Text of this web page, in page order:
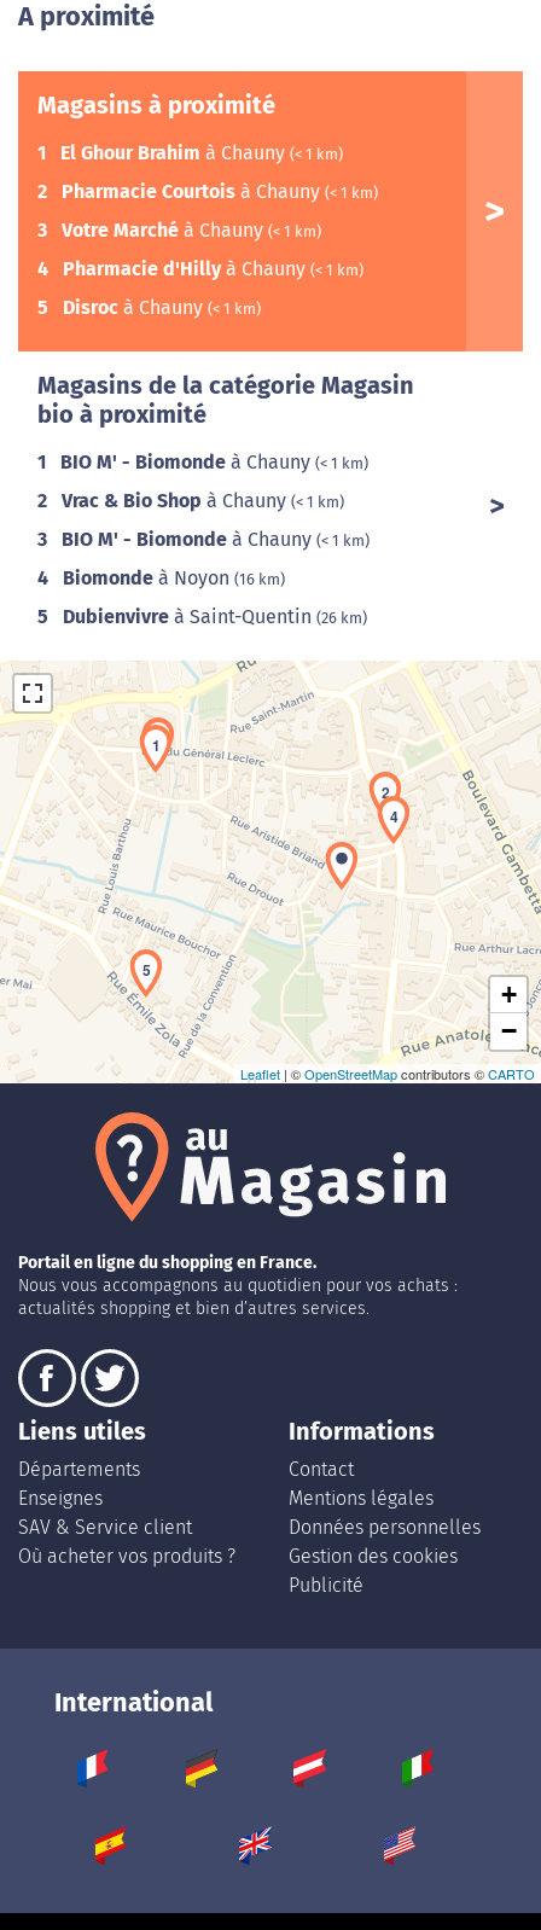
A proximité
Magasins à proximité
1 El Ghour Brahim à Chauny (< 1 km)
2 Pharmacie Courtois à Chauny (< 1 km)
3 Votre Marché à Chauny (< 1 km)
4 Pharmacie d'Hillyà Chauny (< 1 km)
5 Disroc à Chauny (< 1 km)
Magasins de la catégorie Magasin
bio à proximité
1 BIO M' - Biomonde à Chauny (< 1 km)
2 Vrac & Bio Shop à Chauny (< 1 km)
3 BIO M' - Biomonde à Chauny (< 1 km)
4 Biomonde à Noyon (16 km)
5 Dubienvivre à Saint-Quentin (26 km)
Chargement de la carte en cours...
1
2
3
4
5
+
−
Leaflet | ©OpenStreetMapcontributors ©CARTO
Portail en ligne du shopping en France.
Nous vous accompagnons au quotidien pour vos achats :
actualités shopping et bien d’autres services.
Liens utiles
Départements
Enseignes
SAV & Service client
Où acheter vos produits ?
Informations
Contact
Mentions légales
Données personnelles
Gestion des cookies
Publicité
International